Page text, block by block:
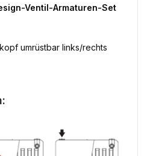
Ventil-Armaturen-Set
umrüstbar links/rechts